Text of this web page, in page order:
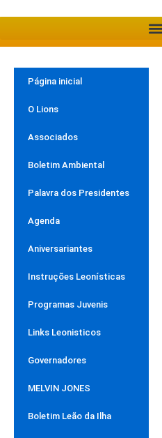
Página inicial
O Lions
Associados
Boletim Ambiental
Palavra dos Presidentes
Agenda
Aniversariantes
Instruções Leonísticas
Programas Juvenis
Links Leonisticos
Governadores
MELVIN JONES
Boletim Leão da Ilha